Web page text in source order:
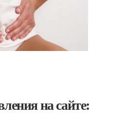
на сайте: